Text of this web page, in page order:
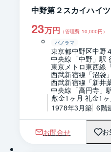
中野第２スカイハイツ
23万円 （管理費 10,000円）
パノラマ
東京都中野区中野
中央線「中野」駅
東京メトロ東西線
西武新宿線「沼袋
西武新宿線「新井
中央線「高円寺」
敷金1ヶ月 礼金1ヶ
1978年3月築 6階
お問合せ お